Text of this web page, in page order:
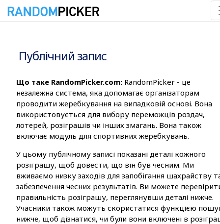
Публічний запис
Що таке RandomPicker.com: RandomPicker - це
незалежна система, яка допомагає організаторам
проводити жеребкування на випадковій основі. Вона
використовується для вибору переможців роздач,
лотерей, розіграшів чи інших змагань. Вона також
включає модуль для спортивних жеребкувань.
У цьому публічному записі показані деталі кожного
розіграшу, щоб довести, що він був чесним. Ми
вживаємо низку заходів для запобігання шахрайству
забезпечення чесних результатів. Ви можете
правильність розіграшу, переглянувши деталі нижче.
Учасники також можуть скористатися функцією
нижче, щоб дізнатися, чи були вони включені в